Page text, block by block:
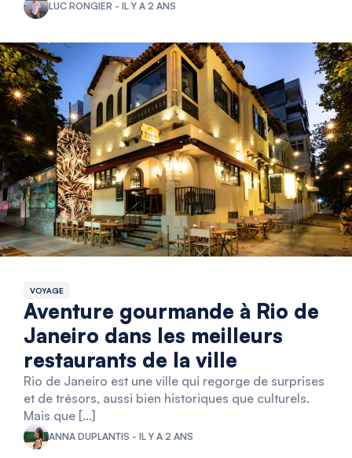
LUC RONGIER - IL Y A 2 ANS
VOYAGE
Aventure gourmande à Rio de
Janeiro dans les meilleurs
restaurants de la ville
Rio de Janeiro est une ville qui regorge de surprises
et de trésors, aussi bien historiques que culturels.
Mais que […]
ANNA DUPLANTIS - IL Y A 2 ANS